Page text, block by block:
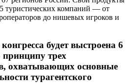
туристических компаний — от
до нишевых игроков и
будет выстроена 6
принципу трех
охватывающих основные
турагентского